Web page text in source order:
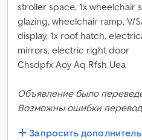
stroller space, 1x wheelchair
glazing, wheelchair ramp, V/
display, 1x roof hatch,
mirrors, electric right door
Chsdpfx Aoy Aq Rfsh Uea
Объявление было
Возможны ошибки
Запросить